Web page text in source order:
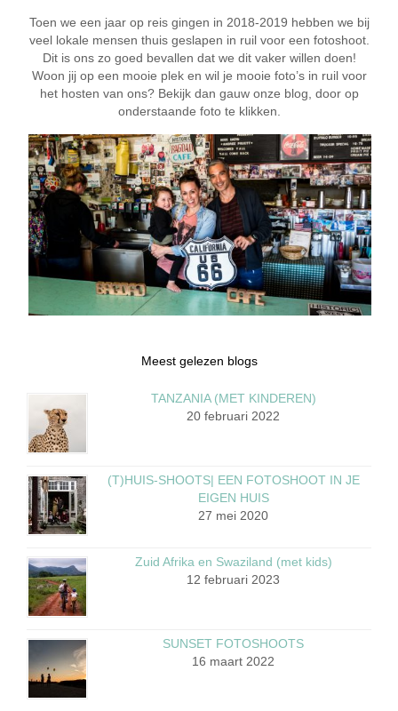
Toen we een jaar op reis gingen in 2018-2019 hebben we bij
veel lokale mensen thuis geslapen in ruil voor een fotoshoot.
Dit is ons zo goed bevallen dat we dit vaker willen doen!
Woon jij op een mooie plek en wil je mooie foto’s in ruil voor
het hosten van ons? Bekijk dan gauw onze blog, door op
onderstaande foto te klikken.
Meest gelezen blogs
TANZANIA (MET KINDEREN)
20 februari 2022
(T)HUIS-SHOOTS| EEN FOTOSHOOT IN JE
EIGEN HUIS
27 mei 2020
Zuid Afrika en Swaziland (met kids)
12 februari 2023
SUNSET FOTOSHOOTS
16 maart 2022